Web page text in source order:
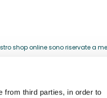
from third parties, in order to
shop online sono riservate a